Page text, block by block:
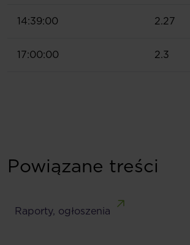
14:39:00 2.27
17:00:00 2.3
Powiązane treści
Raporty, ogłoszenia